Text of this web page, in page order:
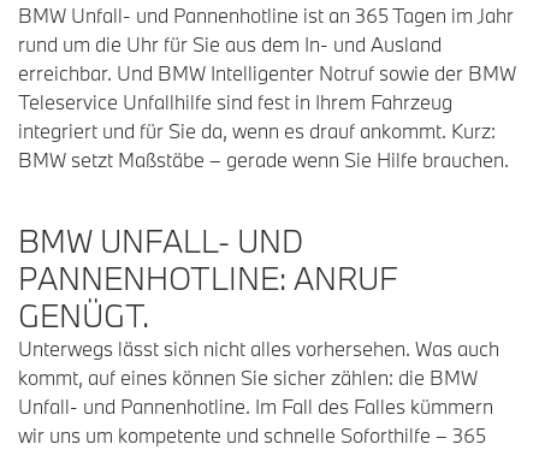
BMW Unfall- und Pannenhotline ist an 365 Tagen im Jahr
rund um die Uhr für Sie aus dem In- und Ausland
erreichbar. Und BMW Intelligenter Notruf sowie der BMW
Teleservice Unfallhilfe sind fest in Ihrem Fahrzeug
integriert und für Sie da, wenn es drauf ankommt. Kurz:
BMW setzt Maßstäbe – gerade wenn Sie Hilfe brauchen.
BMW UNFALL- UND
PANNENHOTLINE: ANRUF
GENÜGT.
Unterwegs lässt sich nicht alles vorhersehen. Was auch
kommt, auf eines können Sie sicher zählen: die BMW
Unfall- und Pannenhotline. Im Fall des Falles kümmern
wir uns um kompetente und schnelle Soforthilfe – 365